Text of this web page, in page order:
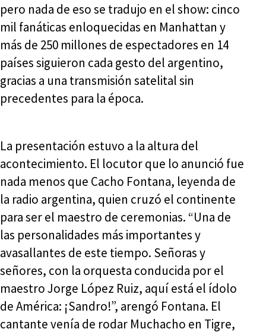
pero nada de eso se tradujo en el show: cinco
mil fanáticas enloquecidas en Manhattan y
más de 250 millones de espectadores en 14
países siguieron cada gesto del argentino,
gracias a una transmisión satelital sin
precedentes para la época.
La presentación estuvo a la altura del
acontecimiento. El locutor que lo anunció fue
nada menos que Cacho Fontana, leyenda de
la radio argentina, quien cruzó el continente
para ser el maestro de ceremonias. “Una de
las personalidades más importantes y
avasallantes de este tiempo. Señoras y
señores, con la orquesta conducida por el
maestro Jorge López Ruiz, aquí está el ídolo
de América: ¡Sandro!”, arengó Fontana. El
cantante venía de rodar Muchacho en Tigre,